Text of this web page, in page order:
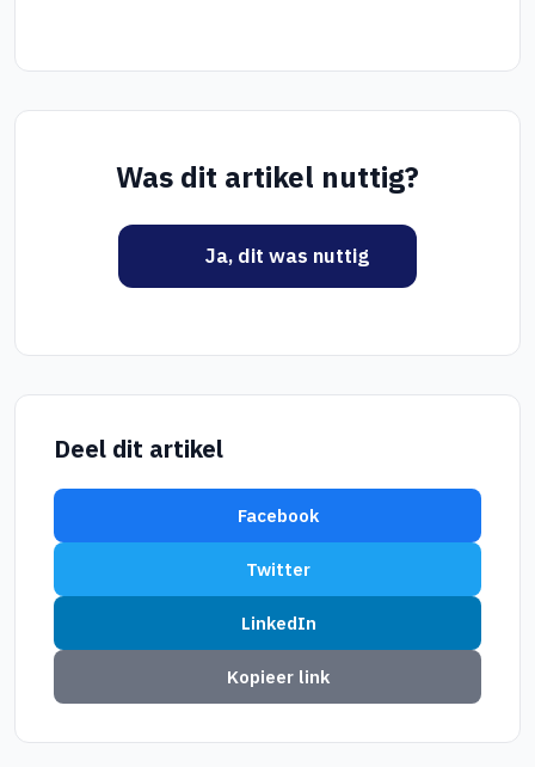
Was dit artikel nuttig?
Ja, dit was nuttig
Deel dit artikel
Facebook
Twitter
LinkedIn
Kopieer link